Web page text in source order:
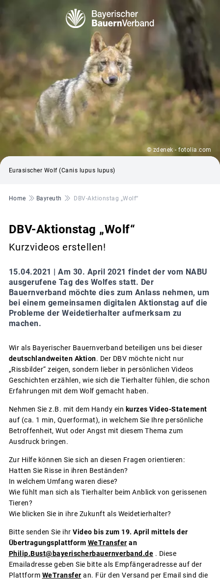
© zdenek - fotolia.com
Eurasischer Wolf (Canis lupus lupus)
Pfadnavigation
Home Bayreuth DBV-Aktionstag „Wolf“
DBV-Aktionstag „Wolf“
Kurzvideos erstellen!
15.04.2021 | Am 30. April 2021 findet der vom NABU
ausgerufene Tag des Wolfes statt. Der
Bauernverband möchte dies zum Anlass nehmen, um
bei einem gemeinsamen digitalen Aktionstag auf die
Probleme der Weidetierhalter aufmerksam zu
machen.
Wir als Bayerischer Bauernverband beteiligen uns bei dieser
deutschlandweiten Aktion. Der DBV möchte nicht nur
„Rissbilder“ zeigen, sondern lieber in persönlichen Videos
Geschichten erzählen, wie sich die Tierhalter fühlen, die schon
Erfahrungen mit dem Wolf gemacht haben.
Nehmen Sie z.B. mit dem Handy ein kurzes Video-Statement
auf (ca. 1 min, Querformat), in welchem Sie Ihre persönliche
Betroffenheit, Wut oder Angst mit diesem Thema zum
Ausdruck bringen.
Zur Hilfe können Sie sich an diesen Fragen orientieren:
Hatten Sie Risse in ihren Beständen?
In welchem Umfang waren diese?
Wie fühlt man sich als Tierhalter beim Anblick von gerissenen
Tieren?
Wie blicken Sie in ihre Zukunft als Weidetierhalter?
Bitte senden Sie ihr Video bis zum 19. April mittels der
Übertragungsplattform WeTransfer an
Philip.Bust@bayerischerbauernverband.de . Diese
Emailadresse geben Sie bitte als Empfängeradresse auf der
Plattform WeTransfer an. Für den Versand per Email sind die